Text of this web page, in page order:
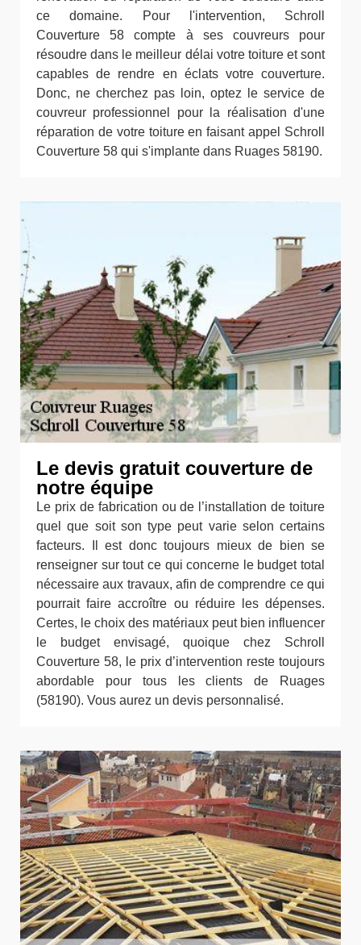
ce domaine. Pour l'intervention, Schroll
Couverture 58 compte à ses couvreurs pour
résoudre dans le meilleur délai votre toiture et sont
capables de rendre en éclats votre couverture.
Donc, ne cherchez pas loin, optez le service de
couvreur professionnel pour la réalisation d'une
réparation de votre toiture en faisant appel Schroll
Couverture 58 qui s'implante dans Ruages 58190.
Le devis gratuit couverture de
notre équipe
Le prix de fabrication ou de l’installation de toiture
quel que soit son type peut varie selon certains
facteurs. Il est donc toujours mieux de bien se
renseigner sur tout ce qui concerne le budget total
nécessaire aux travaux, afin de comprendre ce qui
pourrait faire accroître ou réduire les dépenses.
Certes, le choix des matériaux peut bien influencer
le budget envisagé, quoique chez Schroll
Couverture 58, le prix d’intervention reste toujours
abordable pour tous les clients de Ruages
(58190). Vous aurez un devis personnalisé.